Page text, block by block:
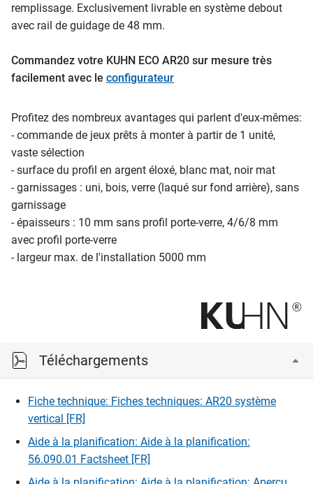
remplissage. Exclusivement livrable en système debout
avec rail de guidage de 48 mm.
Commandez votre KUHN ECO AR20 sur mesure très
facilement avec le configurateur
Profitez des nombreux avantages qui parlent d'eux-mêmes:
- commande de jeux prêts à monter à partir de 1 unité,
vaste sélection
- surface du profil en argent éloxé, blanc mat, noir mat
- garnissages : uni, bois, verre (laqué sur fond arrière), sans
garnissage
- épaisseurs : 10 mm sans profil porte-verre, 4/6/8 mm
avec profil porte-verre
- largeur max. de l'installation 5000 mm
Téléchargements
Fiche technique: Fiches techniques: AR20 système
vertical [FR]
Aide à la planification: Aide à la planification:
56.090.01 Factsheet [FR]